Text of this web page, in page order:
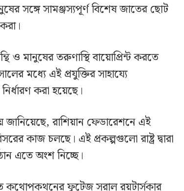
সঙ্গে সামঞ্জস্যপূর্ণ বিশেষ জাতের ছোট
ও মানুষের তরুণাস্থি বায়োপ্রিন্ট করতে
মধ্যে এই প্রযুক্তির সাহায্যে
করা হয়েছে।
জানিয়েছে, রাশিয়ান ফেডারেশনে এই
কাজ চলছে। এই প্রকল্পগুলো রাষ্ট্র দ্বারা
এতে অংশ নিচ্ছে।
কথোপকথনের ফুটেজ সরাল রয়টার্সকার